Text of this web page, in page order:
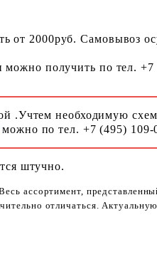
2000руб. Самовывоз
получить по тел.
.Учтем необходимую
можно по тел. +7 (495) 109-
штучно.
ассортимент,
отличаться.